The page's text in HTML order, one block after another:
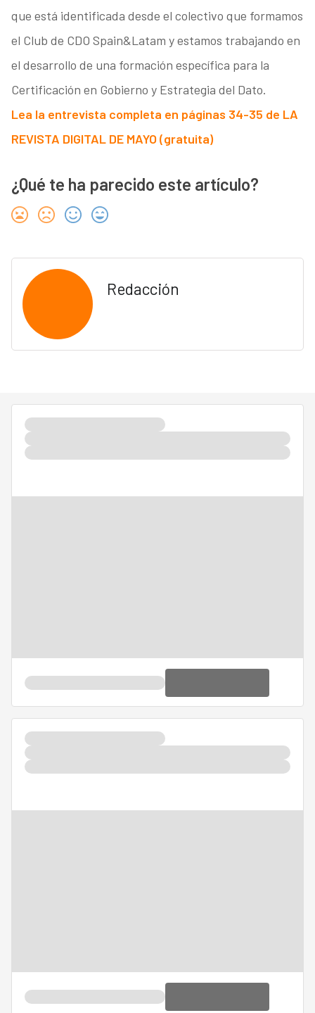
que está identifica­da desde el colectivo que formamos
el Club de CDO Spain&Latam y estamos trabajando en
el desarrollo de una formación específica para la
Certificación en Gobierno y Estrategia del Dato.
Lea la entrevista completa en páginas 34-35 de LA
REVISTA DIGITAL DE MAYO (gratuita)
¿Qué te ha parecido este artículo?
Redacción